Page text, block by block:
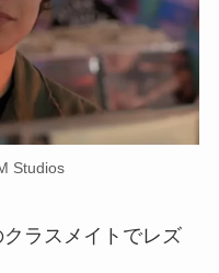
Studios
ラスメイトでレズ